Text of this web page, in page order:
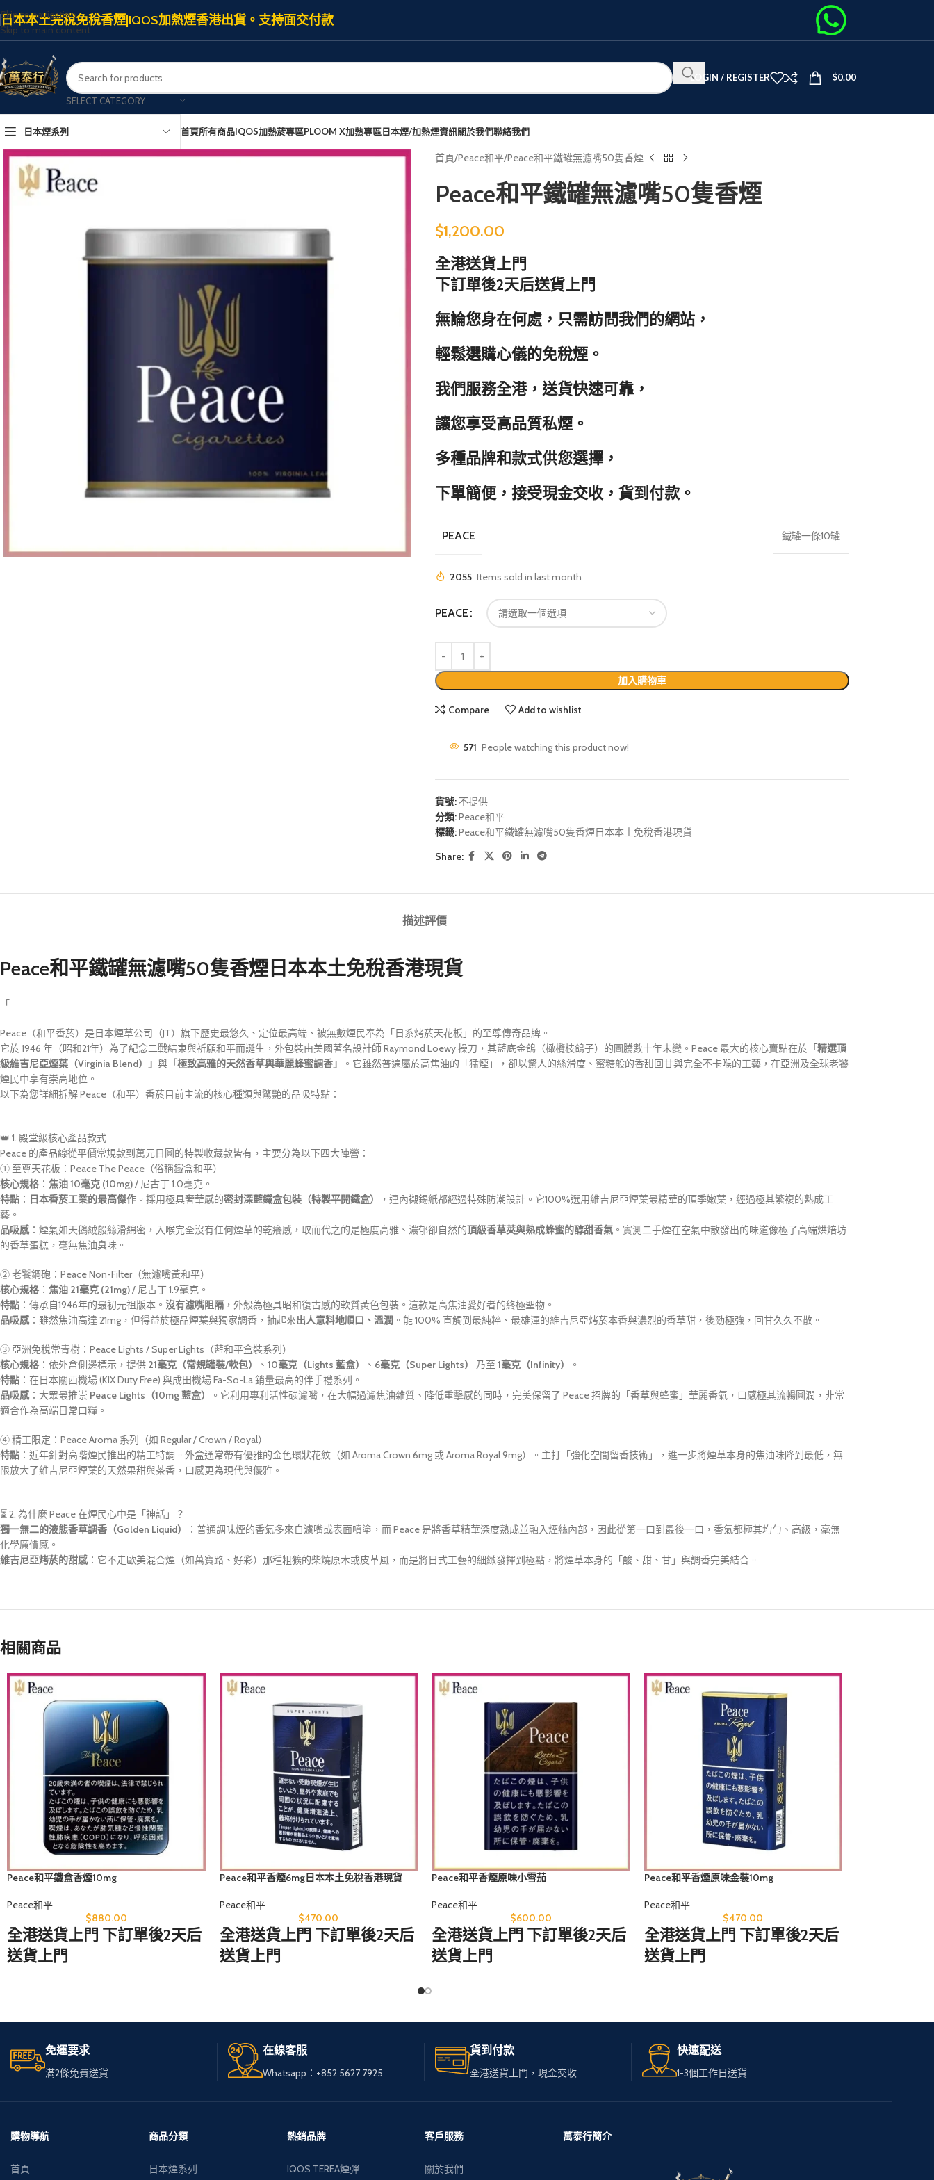
Skip to navigation
Skip to main content
日本本土完稅免稅香煙|IQOS加熱煙香港出貨。支持面交付款
SELECT CATEGORY
LOGIN / REGISTER $0.00
日本煙系列 首頁所有商品IQOS加熱菸專區PLOOM X加熱專區日本煙/加熱煙資訊關於我們聯絡我們
首頁 Peace和平 Peace和平鐵罐無濾嘴50隻香煙
Peace和平鐵罐無濾嘴50隻香煙
$1,200.00
全港送貨上門
下訂單後2天后送貨上門
無論您身在何處，只需訪問我們的網站，
輕鬆選購心儀的免稅煙。
我們服務全港，送貨快速可靠，
讓您享受高品質私煙。
多種品牌和款式供您選擇，
下單簡便，接受現金交收，貨到付款。
PEACE 鐵罐一條10罐
2055 Items sold in last month
PEACE
加入購物車
Compare Add to wishlist
571 People watching this product now!
貨號: 不提供
分類:Peace和平
標籤:Peace和平鐵罐無濾嘴50隻香煙日本本土免稅香港現貨
Share:
描述評價
Peace和平鐵罐無濾嘴50隻香煙日本本土免稅香港現貨
「
Peace（和平香菸）是日本煙草公司（JT）旗下歷史最悠久、定位最高端、被無數煙民奉為「日系烤菸天花板」的至尊傳奇品牌。
它於 1946 年（昭和21年）為了紀念二戰結束與祈願和平而誕生，外包裝由美國著名設計師 Raymond Loewy 操刀，其藍底金鴿（橄欖枝鴿子）的圖騰數十年未變。Peace 最大的核心賣點在於 「精選頂
級維吉尼亞煙葉（Virginia Blend）」 與 「極致高雅的天然香草與華麗蜂蜜調香」
。它雖然普遍屬於高焦油的「猛煙」，卻以驚人的絲滑度、蜜糖般的香甜回甘與完全不卡喉的工藝，在亞洲及全球老饕
煙民中享有崇高地位。
以下為您詳細拆解 Peace（和平）香菸目前主流的核心種類與驚艷的品吸特點：
👑 1. 殿堂級核心產品款式
Peace 的產品線從平價常規款到萬元日圓的特製收藏款皆有，主要分為以下四大陣營：
① 至尊天花板：Peace The Peace（俗稱鐵盒和平）
核心規格 ： 焦油 10毫克 (10mg)/ 尼古丁 1.0毫克。
特點 ： 日本香菸工業的最高傑作 。採用極具奢華感的密封深藍鐵盒包裝（特製平開鐵盒）
，連內襯錫紙都經過特殊防潮設計。它100%選用維吉尼亞煙葉最精華的頂季嫩葉，經過極其繁複的熟成工
藝。
品吸感 ：煙氣如天鵝絨般絲滑綿密，入喉完全沒有任何煙草的乾癢感，取而代之的是極度高雅、濃郁卻自然的頂級香草莢與熟成蜂蜜的醇甜香氣 。實測二手煙在空氣中散發出的味道像極了高端烘焙坊
的香草蛋糕，毫無焦油臭味。
② 老饕鋼砲：Peace Non-Filter（無濾嘴黃和平）
核心規格 ： 焦油 21毫克 (21mg)/ 尼古丁 1.9毫克。
特點 ：傳承自1946年的最初元祖版本。 沒有濾嘴阻隔 ，外殼為極具昭和復古感的軟質黃色包裝。這款是高焦油愛好者的終極聖物。
品吸感 ：雖然焦油高達 21mg，但得益於極品煙葉與獨家調香，抽起來出人意料地順口、溫潤 。能 100% 直觸到最純粹、最雄渾的維吉尼亞烤菸本香與濃烈的香草甜，後勁極強，回甘久久不散。
③ 亞洲免稅常青樹：Peace Lights / Super Lights（藍和平盒裝系列）
核心規格 ：依外盒側邊標示，提供 21毫克（常規罐裝/軟包） 、 10毫克（Lights 藍盒） 、 6毫克（Super Lights） 乃至 1毫克（Infinity）
。
特點 ：在日本關西機場 (KIX Duty Free) 與成田機場 Fa-So-La銷量最高的伴手禮系列。
品吸感 ：大眾最推崇 Peace Lights（10mg 藍盒）
。它利用專利活性碳濾嘴，在大幅過濾焦油雜質、降低重擊感的同時，完美保留了 Peace 招牌的「香草與蜂蜜」華麗香氣，口感極其流暢圓潤，非常
適合作為高端日常口糧。
④ 精工限定：Peace Aroma 系列（如 Regular / Crown / Royal）
特點 ：近年針對高階煙民推出的精工特調。外盒通常帶有優雅的金色環狀花紋（如 Aroma Crown 6mg 或 Aroma Royal 9mg）。主打「強化空間留香技術」，進一步將煙草本身的焦油味降到最低，無
限放大了維吉尼亞煙葉的天然果甜與茶香，口感更為現代與優雅。
⏳ 2. 為什麼 Peace 在煙民心中是「神話」？
獨一無二的液態香草調香（Golden Liquid）
：普通調味煙的香氣多來自濾嘴或表面噴塗，而 Peace 是將香草精華深度熟成並融入煙絲內部，因此從第一口到最後一口，香氣都極其均勻、高級，毫無
化學廉價感。
維吉尼亞烤菸的甜感 ：它不走歐美混合煙（如萬寶路、好彩）那種粗獷的柴燒原木或皮革風，而是將日式工藝的細緻發揮到極點，將煙草本身的「酸、甜、甘」與調香完美結合。
相關商品
Peace和平鐵盒香煙10mg
Peace和平
$880.00
全港送貨上門 下訂單後2天后
送貨上門
我們服務全港，送貨快速可
讓您享受高品質私煙。
多種品牌和款式供您選擇，
下單簡便，接受現金交收，
Peace和平香煙6mg日本本土免稅香港現貨
Peace和平
$470.00
全港送貨上門 下訂單後2天后
送貨上門
我們服務全港，送貨快速可
靠，
讓您享受高品質私煙。
多種品牌和款式供您選擇，
下單簡便，接受現金交收，
Peace和平香煙原味小雪茄
Peace和平
$600.00
全港送貨上門 下訂單後2天后
送貨上門
我們服務全港，送貨快速可
靠，
讓您享受高品質私煙。
多種品牌和款式供您選擇，
下單簡便，接受現金交收，
Peace和平香煙原味金裝10mg
Peace和平
$470.00
全港送貨上門 下訂單後2天后
送貨上門
我們服務全港，送貨快速可
靠，
讓您享受高品質私煙。
下單簡便，接受現金交收，
讓您享受
免運要求
滿2條免費送貨
在線客服
Whatsapp：+852 5627 7925
貨到付款
全港送貨上門，現金交收
快速配送
1-3個工作日送貨
購物導航
首頁
商品分類
日本煙系列
熱銷品牌
IQOS TEREA煙彈
客戶服務
關於我們
萬泰行簡介